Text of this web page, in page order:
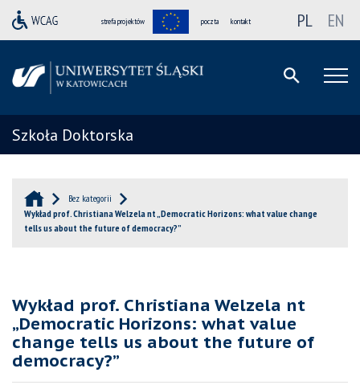
strefa projektów poczta kontakt PL EN
Szkoła Doktorska
Bez kategorii
Wykład prof. Christiana Welzela nt „Democratic Horizons: what value change
tells us about the future of democracy?”
Wykład prof. Christiana Welzela nt
„Democratic Horizons: what value
change tells us about the future of
democracy?”